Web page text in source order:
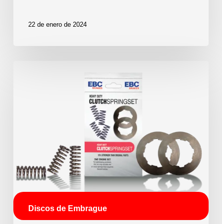
22 de enero de 2024
Discos de Embrague